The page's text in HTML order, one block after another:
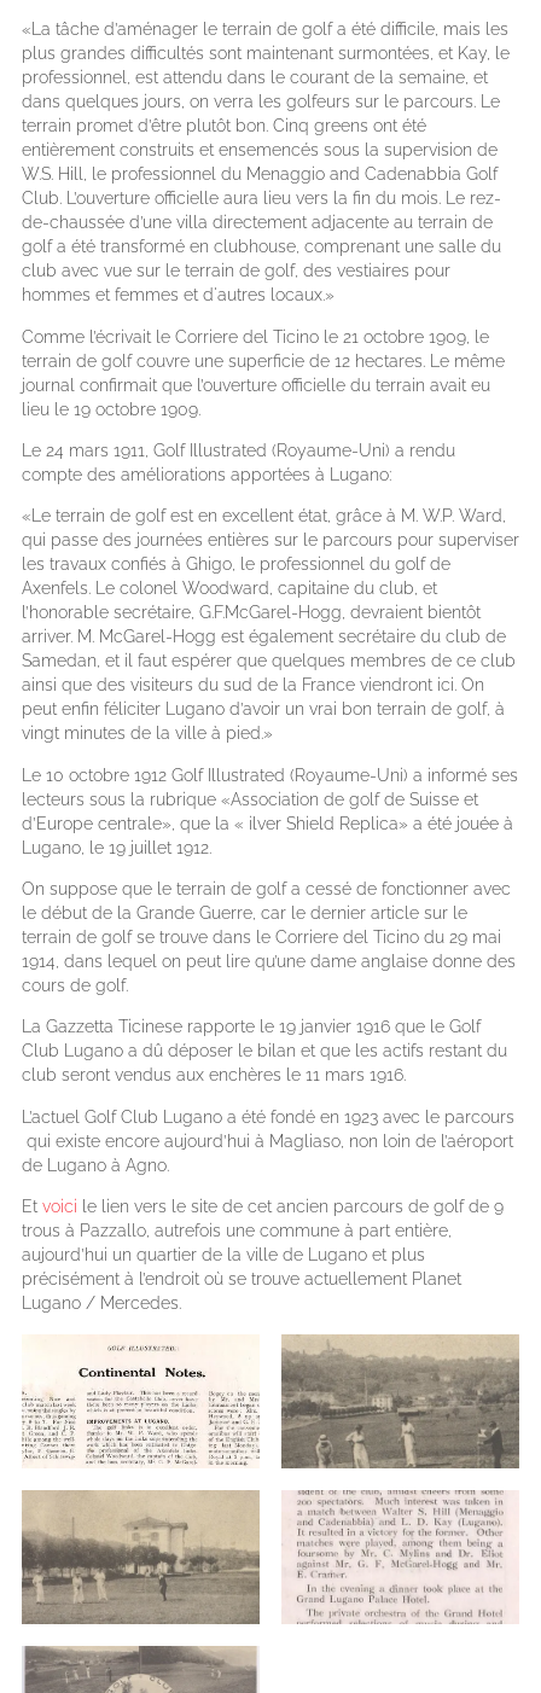
«La tâche d’aménager le terrain de golf a été difficile, mais les
plus grandes difficultés sont maintenant surmontées, et Kay, le
professionnel, est attendu dans le courant de la semaine, et
dans quelques jours, on verra les golfeurs sur le parcours. Le
terrain promet d’être plutôt bon. Cinq greens ont été
entièrement construits et ensemencés sous la supervision de
W.S. Hill, le professionnel du Menaggio and Cadenabbia Golf
Club. L’ouverture officielle aura lieu vers la fin du mois. Le rez-
de-chaussée d’une villa directement adjacente au terrain de
golf a été transformé en clubhouse, comprenant une salle du
club avec vue sur le terrain de golf, des vestiaires pour
hommes et femmes et d'autres locaux.»
Comme l’écrivait le Corriere del Ticino le 21 octobre 1909, le
terrain de golf couvre une superficie de 12 hectares. Le même
journal confirmait que l’ouverture officielle du terrain avait eu
lieu le 19 octobre 1909.
Le 24 mars 1911, Golf Illustrated (Royaume-Uni) a rendu
compte des améliorations apportées à Lugano:
«Le terrain de golf est en excellent état, grâce à M. W.P. Ward,
qui passe des journées entières sur le parcours pour superviser
les travaux confiés à Ghigo, le professionnel du golf de
Axenfels. Le colonel Woodward, capitaine du club, et
l’honorable secrétaire, G.F.McGarel-Hogg, devraient bientôt
arriver. M. McGarel-Hogg est également secrétaire du club de
Samedan, et il faut espérer que quelques membres de ce club
ainsi que des visiteurs du sud de la France viendront ici. On
peut enfin féliciter Lugano d’avoir un vrai bon terrain de golf, à
vingt minutes de la ville à pied.»
Le 10 octobre 1912 Golf Illustrated (Royaume-Uni) a informé ses
lecteurs sous la rubrique «Association de golf de Suisse et
d’Europe centrale», que la « ilver Shield Replica» a été jouée à
Lugano, le 19 juillet 1912.
On suppose que le terrain de golf a cessé de fonctionner avec
le début de la Grande Guerre, car le dernier article sur le
terrain de golf se trouve dans le Corriere del Ticino du 29 mai
1914, dans lequel on peut lire qu’une dame anglaise donne des
cours de golf.
La Gazzetta Ticinese rapporte le 19 janvier 1916 que le Golf
Club Lugano a dû déposer le bilan et que les actifs restant du
club seront vendus aux enchères le 11 mars 1916.
L’actuel Golf Club Lugano a été fondé en 1923 avec le parcours
qui existe encore aujourd’hui à Magliaso, non loin de l’aéroport
de Lugano à Agno.
Et voici le lien vers le site de cet ancien parcours de golf de 9
trous à Pazzallo, autrefois une commune à part entière,
aujourd’hui un quartier de la ville de Lugano et plus
précisément à l’endroit où se trouve actuellement Planet
Lugano / Mercedes.